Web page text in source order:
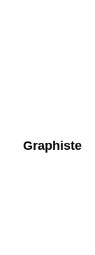
Graphiste